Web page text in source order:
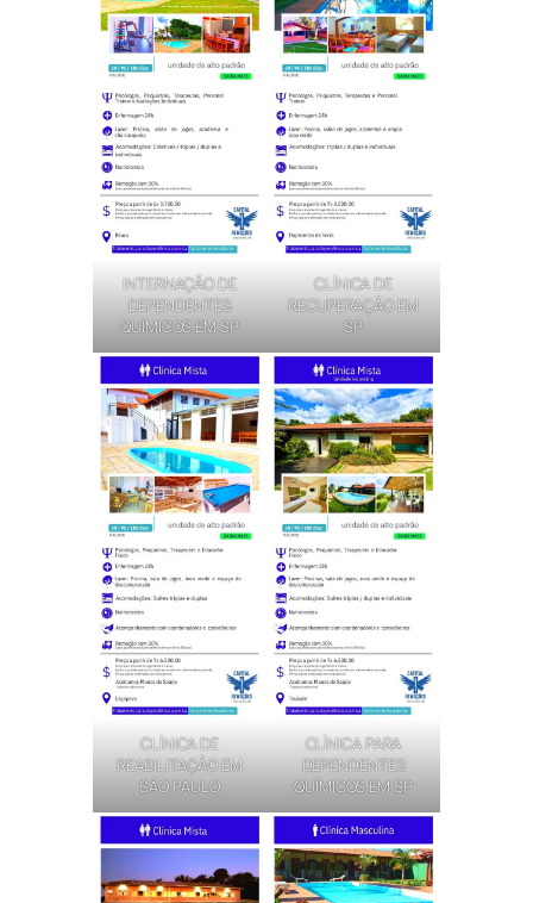
INTERNAÇÃO DE
DEPENDENTES
QUÍMICOS EM SP
CLÍNICA DE
RECUPERAÇÃO EM
SP
CLÍNICA DE
REABILITAÇÃO EM
SÃO PAULO
CLÍNICA PARA
DEPENDENTES
QUÍMICOS EM SP